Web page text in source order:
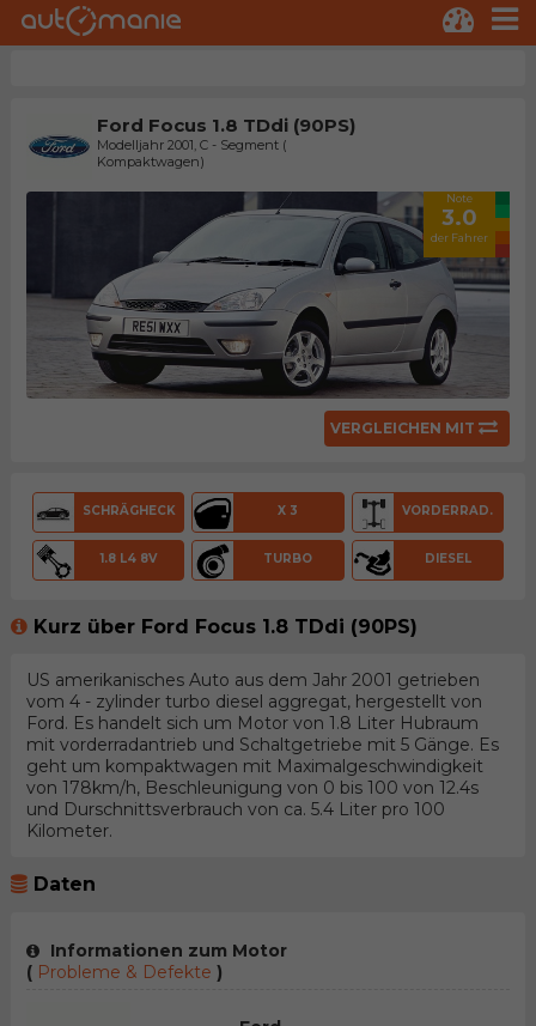
Ford Focus 1.8 TDdi (90PS)
Modelljahr 2001, C - Segment (
Kompaktwagen)
Note
3.0
der Fahrer
VERGLEICHEN MIT
SCHRÄGHECK X 3 VORDERRAD.
1.8 L4 8V TURBO DIESEL
Kurz über Ford Focus 1.8 TDdi (90PS)
US amerikanisches Auto aus dem Jahr 2001 getrieben
vom 4 - zylinder turbo diesel aggregat, hergestellt von
Ford. Es handelt sich um Motor von 1.8 Liter Hubraum
mit vorderradantrieb und Schaltgetriebe mit 5 Gänge. Es
geht um kompaktwagen mit Maximalgeschwindigkeit
von 178km/h, Beschleunigung von 0 bis 100 von 12.4s
und Durschnittsverbrauch von ca. 5.4 Liter pro 100
Kilometer.
Daten
Informationen zum Motor
(Probleme & Defekte )